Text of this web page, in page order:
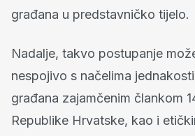
građana u predstavničko tijelo.
Nadalje, takvo postupanje
nespojivo s načelima
građana zajamčenim člankom
Republike Hrvatske, kao i